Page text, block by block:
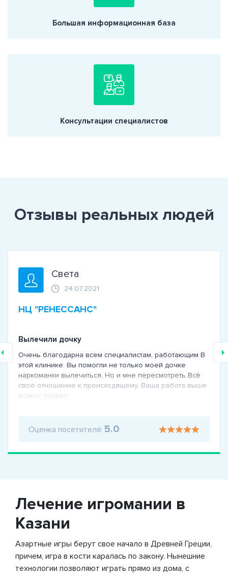
Большая информационная база
Консультации специалистов
Отзывы реальных людей
Света
24.07.2021
НЦ "РЕНЕССАНС"
Вылечили дочку
Очень благодарна всем специалистам, работающим В
этой клинике. Вы помогли не только моей дочке
наркоманки вылечиться, Но и мне пересмотреть Всё
своё отношение к происходящему. Ваша работа выше
всяких похвал
Оценка посетителя: 5.0
Лечение игромании в
Казани
Азартные игры берут свое начало в Древней Греции,
причем, игра в кости каралась по закону. Нынешние
технологии позволяют играть прямо из дома, с